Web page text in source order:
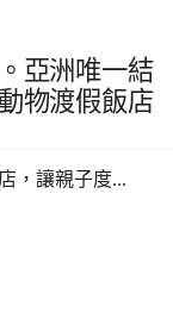
亞洲唯一結
物渡假飯店
，讓親子度...